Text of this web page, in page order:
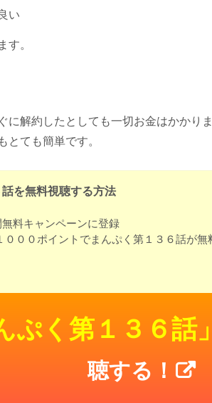
い
す。
に解約したとしても一切お金はかかり
とても簡単です。
を無料視聴する方法
料キャンペーンに登録
０００ポイントでまんぷく第１３６話が無
ぷく第１３６話」
聴する！